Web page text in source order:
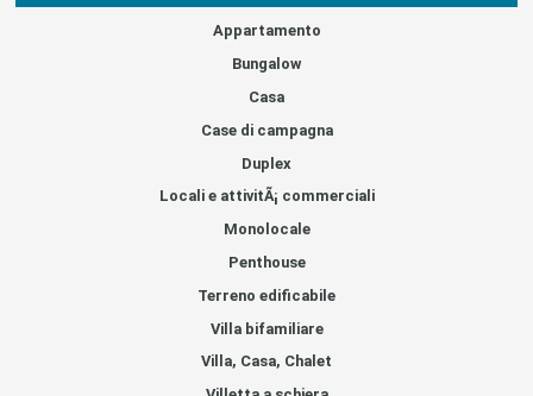
Appartamento
Bungalow
Casa
Case di campagna
Duplex
Locali e attivitÃ¡ commerciali
Monolocale
Penthouse
Terreno edificabile
Villa bifamiliare
Villa, Casa, Chalet